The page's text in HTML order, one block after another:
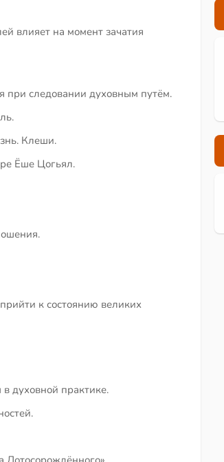
влияет на момент зачатия
при следовании духовным путём.
Клеши.
Ёше Цогьял.
к состоянию великих
духовной практике.